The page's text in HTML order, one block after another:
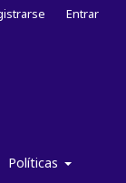
Políticas
Entrar